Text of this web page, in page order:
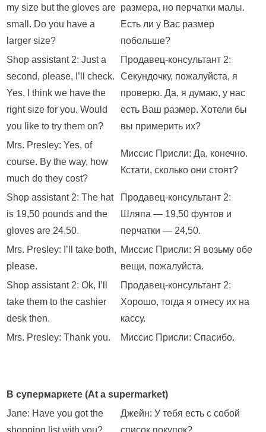
my size but the gloves are
small. Do you have a
larger size?
размера, но перчатки малы.
Есть ли у Вас размер
побольше?
Shop assistant 2: Just a
second, please, I’ll check.
Yes, I think we have the
right size for you. Would
you like to try them on?
Продавец-консультант 2:
Секундочку, пожалуйста, я
проверю. Да, я думаю, у нас
есть Ваш размер. Хотели бы
вы примерить их?
Mrs. Presley: Yes, of
course. By the way, how
much do they cost?
Миссис Присли: Да, конечно.
Кстати, сколько они стоят?
Shop assistant 2: The hat
is 19,50 pounds and the
gloves are 24,50.
Продавец-консультант 2:
Шляпа — 19,50 фунтов и
перчатки — 24,50.
Mrs. Presley: I’ll take both,
please.
Миссис Присли: Я возьму обе
вещи, пожалуйста.
Shop assistant 2: Ok, I’ll
take them to the cashier
desk then.
Продавец-консультант 2:
Хорошо, тогда я отнесу их на
кассу.
Mrs. Presley: Thank you.
Миссис Присли: Спасибо.
В супермаркете (At a supermarket)
Jane: Have you got the
shopping list with you?
Джейн: У тебя есть с собой
список покупок?